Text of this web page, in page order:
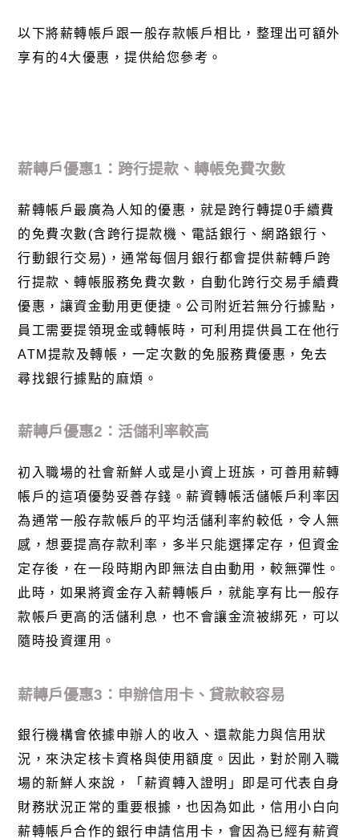
以下將薪轉帳戶跟一般存款帳戶相比，整理出可額外
享有的4大優惠，提供給您參考。
薪轉戶優惠1 ：跨行提款、轉帳免費次數
薪轉帳戶最廣為人知的優惠，就是跨行轉提0手續費
的免費次數(含跨行提款機、電話銀行、網路銀行、
行動銀行交易) ，通常每個月銀行都會提供薪轉戶跨
行提款、轉帳服務免費次數，自動化跨行交易手續費
優惠，讓資金動用更便捷。公司附近若無分行據點，
員工需要提領現金或轉帳時，可利用提供員工在他行
ATM 提款及轉帳，一定次數的免服務費優惠，免去
尋找銀行據點的麻煩。
薪轉戶優惠2 ：活儲利率較高
初入職場的社會新鮮人或是小資上班族，可善用薪轉
帳戶的這項優勢妥善存錢。薪資轉帳活儲帳戶利率因
為通常一般存款帳戶的平均活儲利率約較低，令人無
感，想要提高存款利率，多半只能選擇定存，但資金
定存後，在一段時期內即無法自由動用，較無彈性。
此時，如果將資金存入薪轉帳戶，就能享有比一般存
款帳戶更高的活儲利息，也不會讓金流被綁死，可以
隨時投資運用。
薪轉戶優惠3 ：申辦信用卡、貸款較容易
銀行機構會依據申辦人的收入、還款能力與信用狀
況，來決定核卡資格與使用額度。因此，對於剛入職
場的新鮮人來說，「薪資轉入證明」即是可代表自身
財務狀況正常的重要根據，也因為如此，信用小白向
薪轉帳戶合作的銀行申請信用卡，會因為已經有薪資